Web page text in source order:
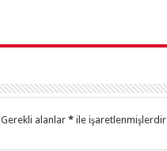
Gerekli alanlar *ile işaretlenmişlerdir